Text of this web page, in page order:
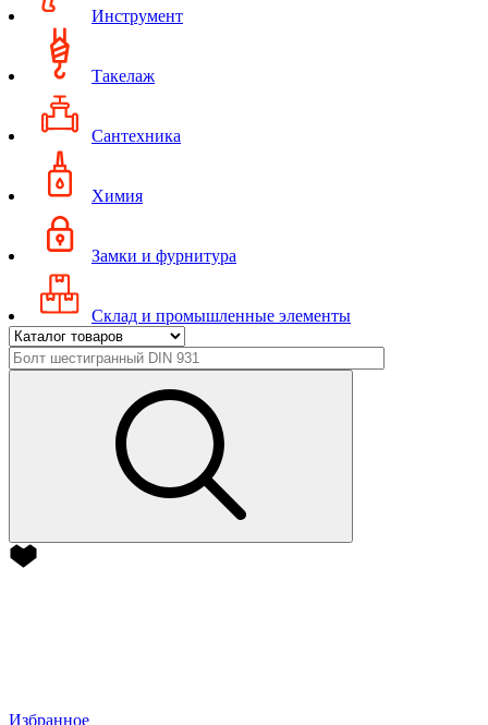
Инструмент
Такелаж
Сантехника
Химия
Замки и фурнитура
Склад и промышленные элементы
Избранное